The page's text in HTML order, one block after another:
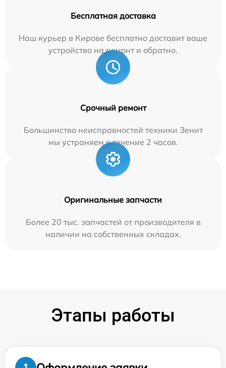
Бесплатная доставка
Наш курьер в Кирове бесплатно доставит ваше
устройство на ремонт и обратно.
Срочный ремонт
Большинство неисправностей техники Зенит
мы устраняем в течение 2 часов.
Оригинальные запчасти
Более 20 тыс. запчастей от производителя в
наличии на собственных складах.
Этапы работы